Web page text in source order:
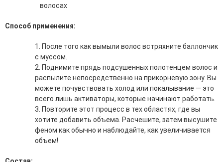
Антицеллюлитные средства
Гели для душа
Дезодоранты для тела
Защита от солнца для тела
Кремы для тела
Лосьоны, сыворотки и эликсиры для тела
Масла для тела
Молочко для тела
Мыло
Наборы по уходу за телом
Пены для ванны
волосах
Способ применения:
После того как вымыли волос встряхните баллончик
с муссом.
Поднимите прядь подсушенных полотенцем волос и
распылите непосредственно на прикорневую зону. Вы
можете почувствовать холод или покалывание — это
всего лишь активаторы, которые начинают работать.
Повторите этот процесс в тех областях, где вы
хотите добавить объема. Расчешите, затем высушите
феном как обычно и наблюдайте, как увеличивается
объем!